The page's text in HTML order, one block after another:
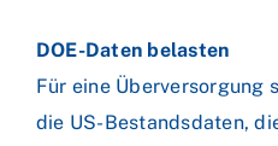
DOE-Daten belasten
Für eine Überversorgung
die US-Bestandsdaten,